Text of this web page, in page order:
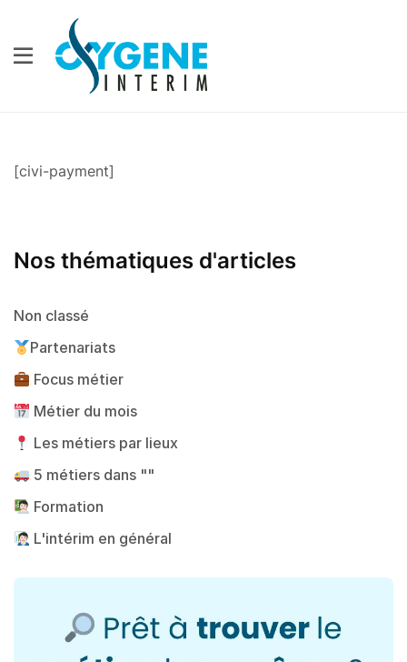
[civi-payment]
Nos thématiques d'articles
Non classé
Partenariats
Focus métier
Métier du mois
Les métiers par lieux
5 métiers dans ""
Formation
L'intérim en général